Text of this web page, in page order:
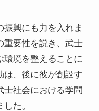
振興にも力を入れま
重要性を説き、武士
環境を整えることに
は、後に彼が創設す
士社会における学問
た。